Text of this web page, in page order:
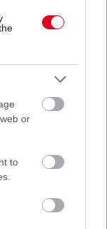
or
to
párost a